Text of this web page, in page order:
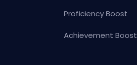
Proficiency Boost
Achievement Boost